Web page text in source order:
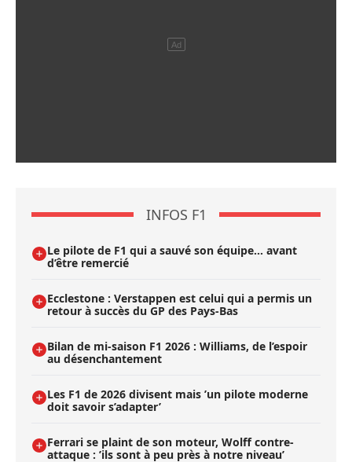
INFOS F1
Le pilote de F1 qui a sauvé son équipe… avant
d’être remercié
Ecclestone : Verstappen est celui qui a permis un
retour à succès du GP des Pays-Bas
Bilan de mi-saison F1 2026 : Williams, de l’espoir
au désenchantement
Les F1 de 2026 divisent mais ’un pilote moderne
doit savoir s’adapter’
Ferrari se plaint de son moteur, Wolff contre-
attaque : ’ils sont à peu près à notre niveau’